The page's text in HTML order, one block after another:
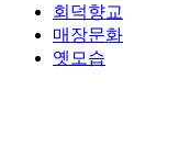
회덕향교
매장문화
옛모습